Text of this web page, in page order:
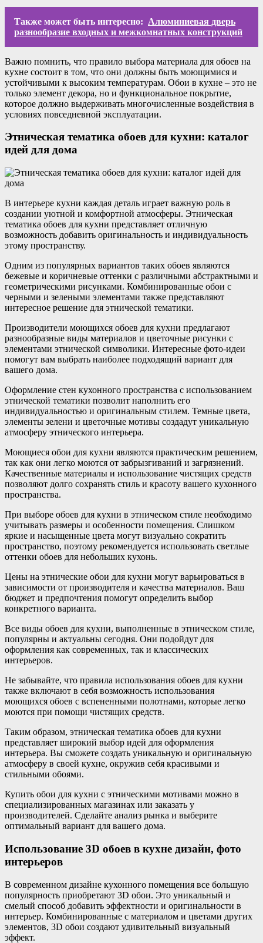
Также может быть интересно: Алюминиевая дверь
разнообразие входных и межкомнатных конструкций
Важно помнить, что правило выбора материала для обоев на
кухне состоит в том, что они должны быть моющимися и
устойчивыми к высоким температурам. Обои в кухне – это не
только элемент декора, но и функциональное покрытие,
которое должно выдерживать многочисленные воздействия в
условиях повседневной эксплуатации.
Этническая тематика обоев для кухни: каталог
идей для дома
В интерьере кухни каждая деталь играет важную роль в
создании уютной и комфортной атмосферы. Этническая
тематика обоев для кухни представляет отличную
возможность добавить оригинальность и индивидуальность
этому пространству.
Одним из популярных вариантов таких обоев являются
бежевые и коричневые оттенки с различными абстрактными и
геометрическими рисунками. Комбинированные обои с
черными и зелеными элементами также представляют
интересное решение для этнической тематики.
Производители моющихся обоев для кухни предлагают
разнообразные виды материалов и цветочные рисунки с
элементами этнической символики. Интересные фото-идеи
помогут вам выбрать наиболее подходящий вариант для
вашего дома.
Оформление стен кухонного пространства с использованием
этнической тематики позволит наполнить его
индивидуальностью и оригинальным стилем. Темные цвета,
элементы зелени и цветочные мотивы создадут уникальную
атмосферу этнического интерьера.
Моющиеся обои для кухни являются практическим решением,
так как они легко моются от забрызгиваний и загрязнений.
Качественные материалы и использование чистящих средств
позволяют долго сохранять стиль и красоту вашего кухонного
пространства.
При выборе обоев для кухни в этническом стиле необходимо
учитывать размеры и особенности помещения. Слишком
яркие и насыщенные цвета могут визуально сократить
пространство, поэтому рекомендуется использовать светлые
оттенки обоев для небольших кухонь.
Цены на этнические обои для кухни могут варьироваться в
зависимости от производителя и качества материалов. Ваш
бюджет и предпочтения помогут определить выбор
конкретного варианта.
Все виды обоев для кухни, выполненные в этническом стиле,
популярны и актуальны сегодня. Они подойдут для
оформления как современных, так и классических
интерьеров.
Не забывайте, что правила использования обоев для кухни
также включают в себя возможность использования
моющихся обоев с вспененными полотнами, которые легко
моются при помощи чистящих средств.
Таким образом, этническая тематика обоев для кухни
представляет широкий выбор идей для оформления
интерьера. Вы сможете создать уникальную и оригинальную
атмосферу в своей кухне, окружив себя красивыми и
стильными обоями.
Купить обои для кухни с этническими мотивами можно в
специализированных магазинах или заказать у
производителей. Сделайте анализ рынка и выберите
оптимальный вариант для вашего дома.
Использование 3D обоев в кухне дизайн, фото
интерьеров
В современном дизайне кухонного помещения все большую
популярность приобретают 3D обои. Это уникальный и
смелый способ добавить эффектности и оригинальности в
интерьер. Комбинированные с материалом и цветами других
элементов, 3D обои создают удивительный визуальный
эффект.